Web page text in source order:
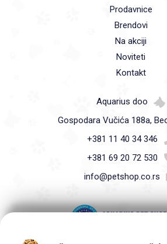
Prodavnice
Brendovi
Na akciji
Noviteti
Kontakt
Aquarius doo
Gospodara Vučića 188a,
+381 11 40 34 346
+381 69 20 72 530
info@petshop.co.rs